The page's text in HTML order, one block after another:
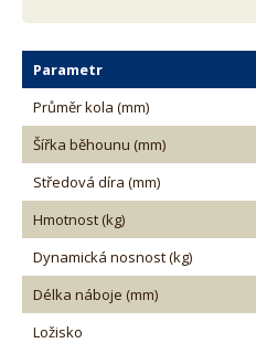
Parametr
Průměr kola (mm)
Šířka běhounu (mm)
Středová díra (mm)
Hmotnost (kg)
Dynamická nosnost (kg)
Délka náboje (mm)
Ložisko